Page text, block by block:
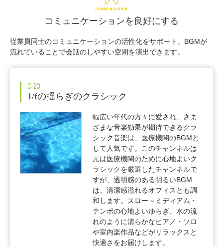
コミュニケーションを良好にする
従業員同士のコミュニケーションの活性化をサポート。BGMが
流れていることで会話のしやすい空間を演出できます。
C-23
1/fの揺らぎのクラシック
幅広い年代の方々に愛され、さま
ざまな音楽効果が期待できるクラ
シック音楽は、医療機関のBGMと
して人気です。このチャンネルは
元は医療機関のために心地よいク
ラシックを厳選したチャンネルで
すが、透明感のある明るいBGM
は、清潔感溢れるオフィスとも調
和します。スロー～ミディアム・
テンポの心地よいゆらぎ、水の流
れのように清らかなピアノ・ソロ
や室内楽作品などがリラックスと
快適さをお届けします。